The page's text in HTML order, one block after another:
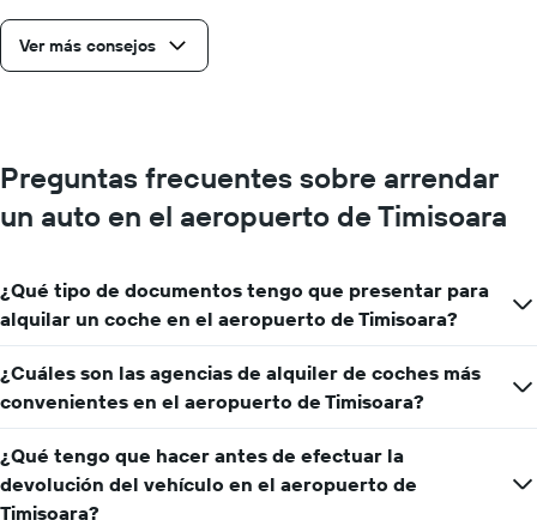
Ver más consejos
Preguntas frecuentes sobre arrendar
un auto en el aeropuerto de Timisoara
¿Qué tipo de documentos tengo que presentar para
alquilar un coche en el aeropuerto de Timisoara?
¿Cuáles son las agencias de alquiler de coches más
convenientes en el aeropuerto de Timisoara?
¿Qué tengo que hacer antes de efectuar la
devolución del vehículo en el aeropuerto de
Timisoara?